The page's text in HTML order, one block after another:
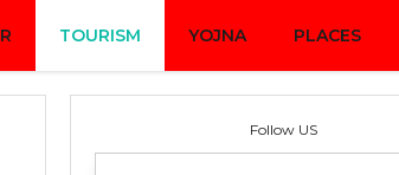
TOURISM YOJNA PLACES
Follow US